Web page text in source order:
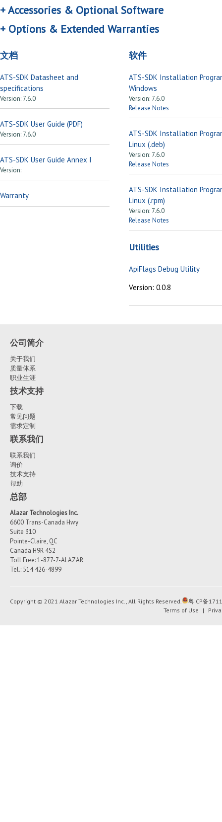
+Accessories & Optional Software
+ Options & Extended Warranties
文档
ATS-SDK Datasheet and
specifications
Version: 7.6.0
ATS-SDK User Guide (PDF)
Version: 7.6.0
ATS-SDK User Guide Annex I
Version:
Warranty
软件
ATS-SDK Installation
Windows
Version: 7.6.0
Release Notes
ATS-SDK Installation
Linux (.deb)
Version: 7.6.0
Release Notes
ATS-SDK Installation
Linux (.rpm)
Version: 7.6.0
Release Notes
Utilities
ApiFlags Debug Utility
Version: 0.0.8
公司简介
关于我们
质量体系
职业生涯
技术支持
下载
常见问题
需求定制
联系我们
联系我们
询价
技术支持
帮助
总部
Alazar Technologies Inc.
6600 Trans-Canada Hwy
Suite 310
Pointe-Claire, QC
Canada H9R 4S2
Toll Free: 1-877-7-ALAZAR
Tel.: 514 426-4899
Copyright © 2021 Alazar Technologies Inc., All Rights Reserved.
粤ICP备
Terms of Use
|